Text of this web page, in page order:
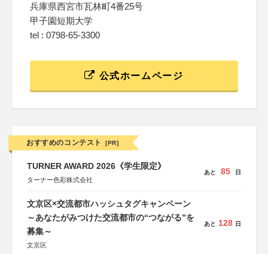
兵庫県西宮市瓦林町4番25号
甲子園短期大学
tel : 0798-65-3300
公式ホームページ
おすすめのコンテスト [PR]
TURNER AWARD 2026《学生限定》
ターナー色彩株式会社
あと 85 日
文京区×交流都市ハッシュタグキャンペーン
～あなたがみつけた交流都市の“つながる”を
募集～
文京区
あと 128 日